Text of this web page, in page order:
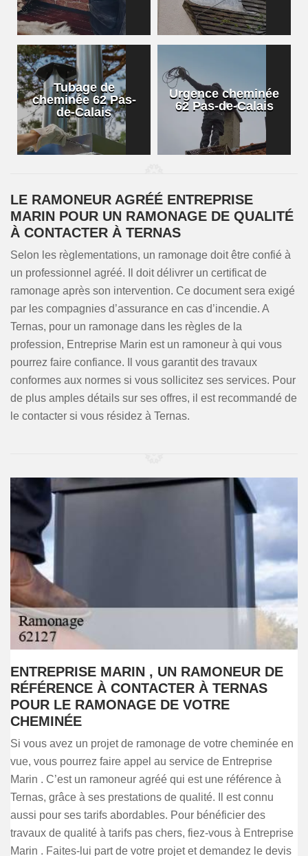
Tubage de
cheminée 62 Pas-
de-Calais
Urgence cheminée
62 Pas-de-Calais
LE RAMONEUR AGRÉÉ ENTREPRISE
MARIN POUR UN RAMONAGE DE QUALITÉ
À CONTACTER À TERNAS
Selon les règlementations, un ramonage doit être confié à
un professionnel agréé. Il doit délivrer un certificat de
ramonage après son intervention. Ce document sera exigé
par les compagnies d’assurance en cas d’incendie. A
Ternas, pour un ramonage dans les règles de la
profession, Entreprise Marin est un ramoneur à qui vous
pourrez faire confiance. Il vous garantit des travaux
conformes aux normes si vous sollicitez ses services. Pour
de plus amples détails sur ses offres, il est recommandé de
le contacter si vous résidez à Ternas.
ENTREPRISE MARIN , UN RAMONEUR DE
RÉFÉRENCE À CONTACTER À TERNAS
POUR LE RAMONAGE DE VOTRE
CHEMINÉE
Si vous avez un projet de ramonage de votre cheminée en
vue, vous pourrez faire appel au service de Entreprise
Marin . C’est un ramoneur agréé qui est une référence à
Ternas, grâce à ses prestations de qualité. Il est connu
aussi pour ses tarifs abordables. Pour bénéficier des
travaux de qualité à tarifs pas chers, fiez-vous à Entreprise
Marin . Faites-lui part de votre projet et demandez le devis